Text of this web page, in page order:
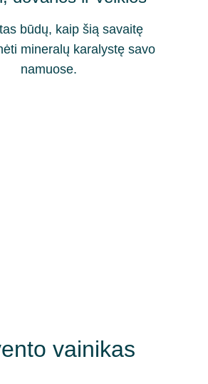
būdų, kaip šią savaitę
mineralų karalystę savo
namuose.
vainikas